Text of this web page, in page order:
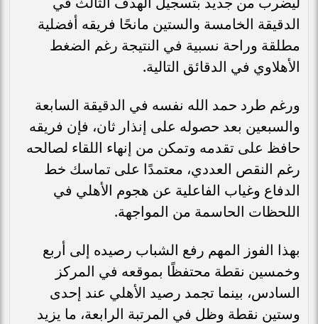
الدقيقة الخامسة والستين مانحًا فريقه أفضلية
مطلقة وراحة نسبية في النتيجة رغم الضغط
الأهلاوي في الدقائق التالية.
ورغم طرد حمد الله نفسه في الدقيقة السابعة
والسبعين بعد حصوله على إنذار ثان، فإن فريقه
حافظ على تقدمه وتمكن من إنهاء اللقاء لصالحه
رغم النقص العددي، معتمدًا على تماسك خط
الدفاع وغياب الفاعلية عن هجوم الأهلي في
اللحظات الحاسمة من المواجهة.
بهذا الفوز المهم رفع الشباب رصيده إلى أربع
وخمسين نقطة محتفظًا بموقعه في المركز
السادس، بينما تجمد رصيد الأهلي عند إحدى
وستين نقطة وظل في المرتبة الرابعة، ما يزيد